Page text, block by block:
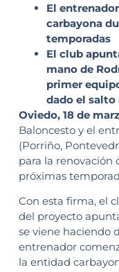
El
carbayona
temporadas
El club
mano de
primer
dado el salto
Oviedo, 18 de
Baloncesto y el
(Porriño,
para la renovación
próximas
Con esta firma, el
del proyecto
se viene haciendo
entrenador
la entidad